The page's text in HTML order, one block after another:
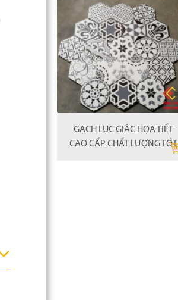
GẠCH LỤC GIÁC HỌA TIẾT
CAO CẤP CHẤT LƯỢNG TỐT